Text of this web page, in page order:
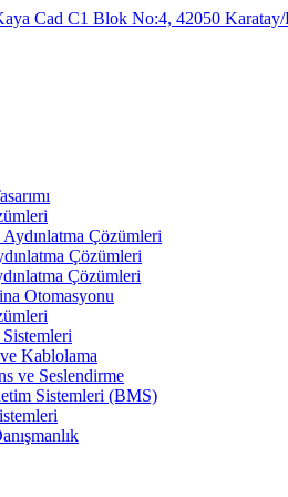
Cad C1 Blok No:4, 42050
Çözümleri
Çözümleri
Çözümleri
Otomasyonu
Kablolama
ve Seslendirme
Sistemleri (BMS)